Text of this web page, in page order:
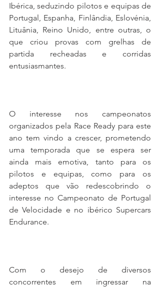
Ibérica, seduzindo pilotos e equipas de
Portugal, Espanha, Finlândia, Eslovénia,
Lituânia, Reino Unido, entre outras, o
que criou provas com grelhas de
partida recheadas e corridas
entusiasmantes.
O interesse nos campeonatos
organizados pela Race Ready para este
ano tem vindo a crescer, prometendo
uma temporada que se espera ser
ainda mais emotiva, tanto para os
pilotos e equipas, como para os
adeptos que vão redescobrindo o
interesse no Campeonato de Portugal
de Velocidade e no ibérico Supercars
Endurance.
Com o desejo de diversos
concorrentes em ingressar na